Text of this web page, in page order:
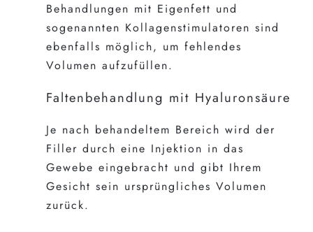
Behandlungen mit Eigenfett und
sogenannten Kollagenstimulatoren sind
ebenfalls möglich, um fehlendes
Volumen aufzufüllen.
Faltenbehandlung mit Hyaluronsäure
Je nach behandeltem Bereich wird der
Filler durch eine Injektion in das
Gewebe eingebracht und gibt Ihrem
Gesicht sein ursprüngliches Volumen
zurück.